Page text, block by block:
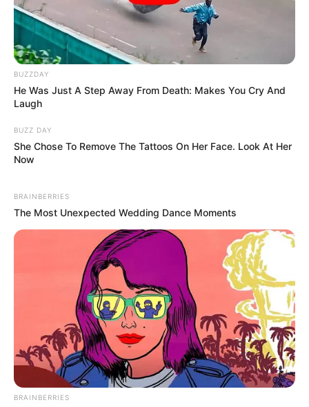
BUZZDAY
He Was Just A Step Away From Death: Makes You Cry And
Laugh
BUZZ DAY
She Chose To Remove The Tattoos On Her Face. Look At Her
Now
BRAINBERRIES
The Most Unexpected Wedding Dance Moments
BRAINBERRIES